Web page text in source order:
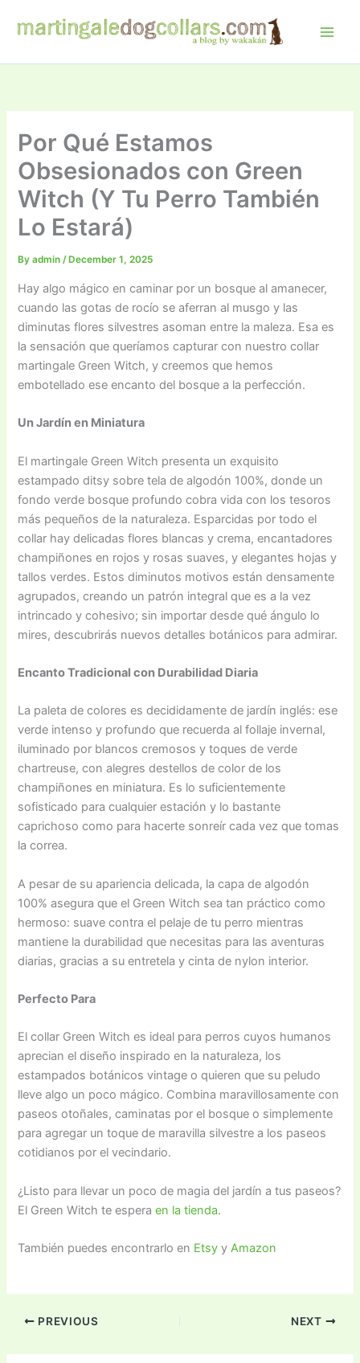
Por Qué Estamos
Obsesionados con Green
Witch (Y Tu Perro También
Lo Estará)
Byadmin/ December 1, 2025
Hay algo mágico en caminar por un bosque al amanecer,
cuando las gotas de rocío se aferran al musgo y las
diminutas flores silvestres asoman entre la maleza. Esa es
la sensación que queríamos capturar con nuestro collar
martingale Green Witch, y creemos que hemos
embotellado ese encanto del bosque a la perfección.
Un Jardín en Miniatura
El martingale Green Witch presenta un exquisito
estampado ditsy sobre tela de algodón 100%, donde un
fondo verde bosque profundo cobra vida con los tesoros
más pequeños de la naturaleza. Esparcidas por todo el
collar hay delicadas flores blancas y crema, encantadores
champiñones en rojos y rosas suaves, y elegantes hojas y
tallos verdes. Estos diminutos motivos están densamente
agrupados, creando un patrón integral que es a la vez
intrincado y cohesivo; sin importar desde qué ángulo lo
mires, descubrirás nuevos detalles botánicos para admirar.
Encanto Tradicional con Durabilidad Diaria
La paleta de colores es decididamente de jardín inglés: ese
verde intenso y profundo que recuerda al follaje invernal,
iluminado por blancos cremosos y toques de verde
chartreuse, con alegres destellos de color de los
champiñones en miniatura. Es lo suficientemente
sofisticado para cualquier estación y lo bastante
caprichoso como para hacerte sonreír cada vez que tomas
la correa.
A pesar de su apariencia delicada, la capa de algodón
100% asegura que el Green Witch sea tan práctico como
hermoso: suave contra el pelaje de tu perro mientras
mantiene la durabilidad que necesitas para las aventuras
diarias, gracias a su entretela y cinta de nylon interior.
Perfecto Para
El collar Green Witch es ideal para perros cuyos humanos
aprecian el diseño inspirado en la naturaleza, los
estampados botánicos vintage o quieren que su peludo
lleve algo un poco mágico. Combina maravillosamente con
paseos otoñales, caminatas por el bosque o simplemente
para agregar un toque de maravilla silvestre a los paseos
cotidianos por el vecindario.
¿Listo para llevar un poco de magia del jardín a tus paseos?
El Green Witch te esperaen la tienda.
También puedes encontrarlo en Etsy yAmazon
PREVIOUS NEXT